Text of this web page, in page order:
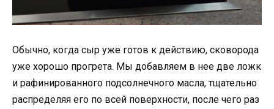
Обычно, когда сыр уже готов к действию, сковорода
уже хорошо прогрета. Мы добавляем в нее две ложк
и рафинированного подсолнечного масла, тщательно
распределяя его по всей поверхности, после чего раз